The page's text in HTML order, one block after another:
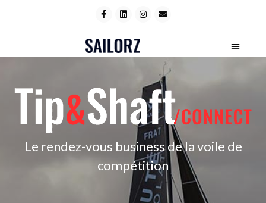
Le rendez-vous business de la voile de
compétition